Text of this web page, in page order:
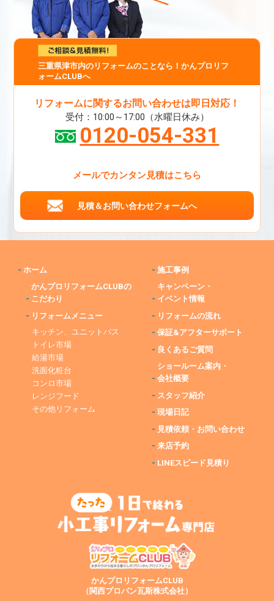
三重県津市内のリフォームのことなら！かんプロリフ
ォームCLUBへ
リフォームに関するお問い合わせは即日対応！
受付：10:00～17:00（水曜日休み）
0120-054-331
メールでカンタン見積はこちら
見積＆お問い合わせフォームへ
- ホーム
-
かんプロリフォームCLUBの
こだわり
- リフォームメニュー
キッチン、ユニットバス
トイレ市場
給湯市場
洗面化粧台
コンロ市場
レンジフード
その他リフォーム
-施工事例
-
キャンペーン・
イベント情報
- リフォームの流れ
-保証&アフターサポート
- 良くあるご質問
-
ショールーム案内・
会社概要
- スタッフ紹介
-現場日記
- 見積依頼・お問い合わせ
-来店予約
- LINEスピード見積り
かんプロリフォームCLUB
（関西プロパン瓦斯株式会社）